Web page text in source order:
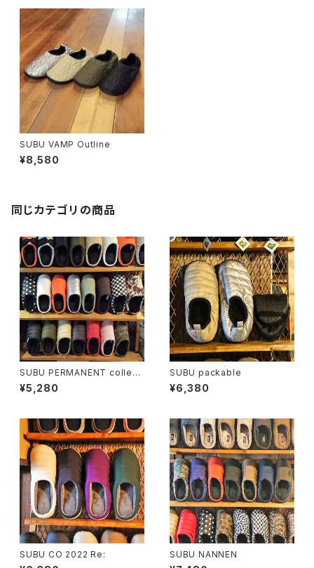
SUBU VAMP Outline
¥8,580
同じカテゴリの商品
SUBU PERMANENT collecti
on
¥5,280
SUBU packable
¥6,380
SUBU CO 2022 Re: SUBU NANNEN